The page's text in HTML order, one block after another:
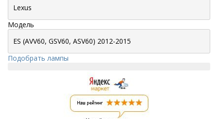
Модель
Подобрать лампы